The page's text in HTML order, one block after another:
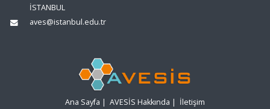
İSTANBUL
aves@istanbul.edu.tr
Ana Sayfa | AVESİS Hakkında | İletişim